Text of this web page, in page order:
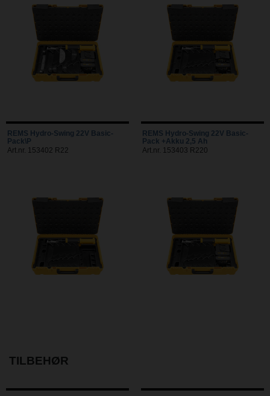
REMS Hydro-Swing 22V Basic-
Pack\P
Art.nr. 153402 R22
REMS Hydro-Swing 22V Basic-
Pack +Akku 2,5 Ah
Art.nr. 153403 R220
TILBEHØR